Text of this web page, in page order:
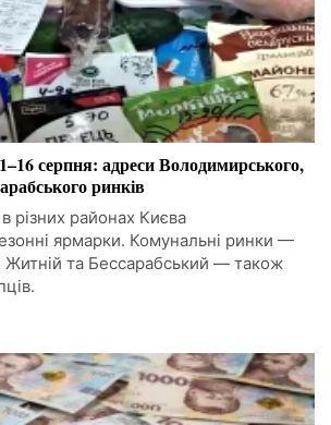
серпня: адреси Володимирського,
ринків
різних районах Києва
ярмарки. Комунальні ринки —
та Бессарабський — також